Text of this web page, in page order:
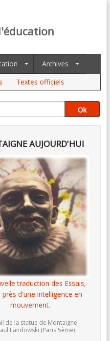
Archives
Textes officiels
AUJOURD'HUI
traduction des Essais,
près d'une intelligence en
mouvement.
de la statue de Montaigne
Landowski (Paris 5ème)